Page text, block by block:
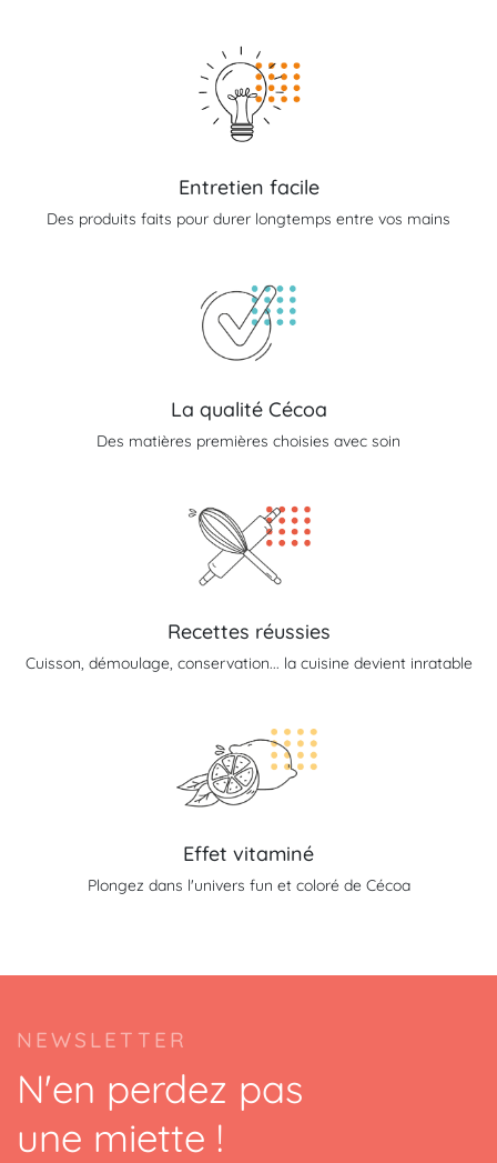
Entretien facile
Des produits faits pour durer longtemps entre vos mains
La qualité Cécoa
Des matières premières choisies avec soin
Recettes réussies
Cuisson, démoulage, conservation... la cuisine devient inratable
Effet vitaminé
Plongez dans l'univers fun et coloré de Cécoa
NEWSLETTER
N'en perdez pas
une miette !